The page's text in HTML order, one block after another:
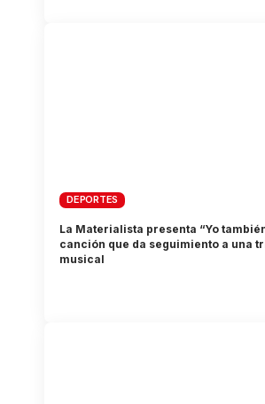
DEPORTES
La Materialista presenta “Yo
canción que da seguimiento a una
musical